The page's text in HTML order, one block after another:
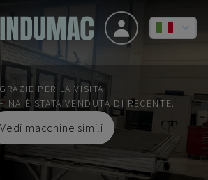
GRAZIE PER LA VISITA
È STATA VENDUTA DI RECENTE.
Vedi macchine simili